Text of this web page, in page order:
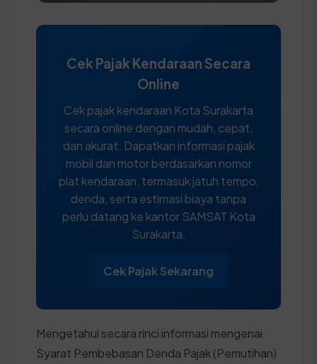
Cek Pajak Kendaraan Secara
Online
Cek pajak kendaraan Kota Surakarta
secara online dengan mudah, cepat,
dan akurat. Dapatkan informasi pajak
mobil dan motor berdasarkan nomor
plat kendaraan, termasuk jatuh tempo,
denda, serta estimasi biaya tanpa
perlu datang ke kantor SAMSAT Kota
Surakarta.
Cek Pajak Sekarang
Mengetahui secara rinci informasi mengenai
Syarat Pembebasan Denda Pajak (Pemutihan)